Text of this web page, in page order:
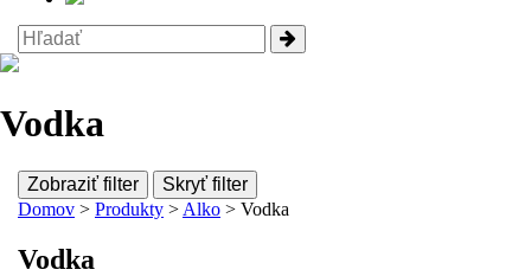
Vodka
Zobraziť filter
Skryť filter
Domov > Produkty > Alko > Vodka
Vodka